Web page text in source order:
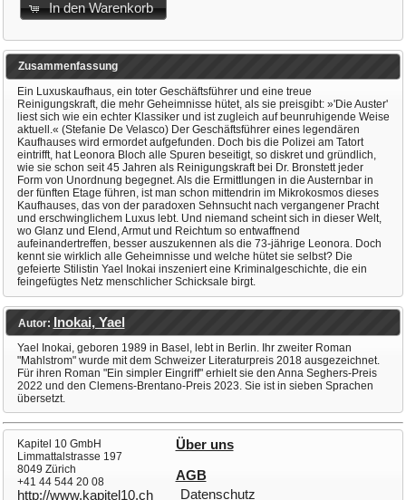
In den Warenkorb
Zusammenfassung
Ein Luxuskaufhaus, ein toter Geschäftsführer und eine treue
Reinigungskraft, die mehr Geheimnisse hütet, als sie preisgibt: »'Die Auster'
liest sich wie ein echter Klassiker und ist zugleich auf beunruhigende Weise
aktuell.« (Stefanie De Velasco) Der Geschäftsführer eines legendären
Kaufhauses wird ermordet aufgefunden. Doch bis die Polizei am Tatort
eintrifft, hat Leonora Bloch alle Spuren beseitigt, so diskret und gründlich,
wie sie schon seit 45 Jahren als Reinigungskraft bei Dr. Bronstett jeder
Form von Unordnung begegnet. Als die Ermittlungen in die Austernbar in
der fünften Etage führen, ist man schon mittendrin im Mikrokosmos dieses
Kaufhauses, das von der paradoxen Sehnsucht nach vergangener Pracht
und erschwinglichem Luxus lebt. Und niemand scheint sich in dieser Welt,
wo Glanz und Elend, Armut und Reichtum so entwaffnend
aufeinandertreffen, besser auszukennen als die 73-jährige Leonora. Doch
kennt sie wirklich alle Geheimnisse und welche hütet sie selbst? Die
gefeierte Stilistin Yael Inokai inszeniert eine Kriminalgeschichte, die ein
feingefügtes Netz menschlicher Schicksale birgt.
Autor: Inokai, Yael
Yael Inokai, geboren 1989 in Basel, lebt in Berlin. Ihr zweiter Roman
"Mahlstrom" wurde mit dem Schweizer Literaturpreis 2018 ausgezeichnet.
Für ihren Roman "Ein simpler Eingriff" erhielt sie den Anna Seghers-Preis
2022 und den Clemens-Brentano-Preis 2023. Sie ist in sieben Sprachen
übersetzt.
Kapitel 10 GmbH
Limmattalstrasse 197
8049 Zürich
+41 44 544 20 08
http://www.kapitel10.ch
Über uns
AGB
Datenschutz